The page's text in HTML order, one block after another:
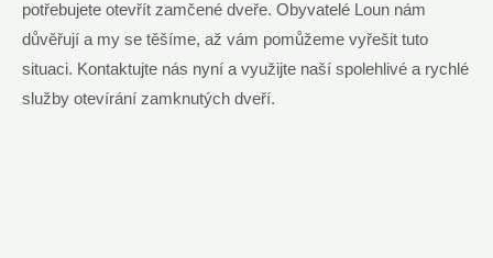
potřebujete otevřít zamčené dveře. Obyvatelé Loun nám
důvěřují a my se těšíme, až vám pomůžeme vyřešit tuto
situaci. Kontaktujte nás nyní a využijte naší spolehlivé a rychlé
služby otevírání zamknutých dveří.